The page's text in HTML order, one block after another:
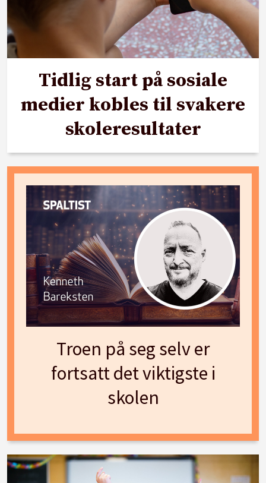
Tidlig start på sosiale
medier kobles til svakere
skoleresultater
Troen på seg selv er
fortsatt det viktigste i
skolen